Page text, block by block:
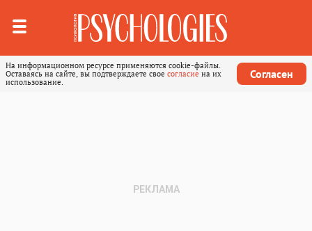
На информационном ресурсе применяются cookie-файлы.
Оставаясь на сайте, вы подтверждаете свое согласие на их
использование.
Согласен